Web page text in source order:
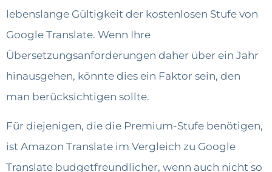
lebenslange Gültigkeit der kostenlosen Stufe von
Google Translate. Wenn Ihre
Übersetzungsanforderungen daher über ein Jahr
hinausgehen, könnte dies ein Faktor sein, den
man berücksichtigen sollte.
Für diejenigen, die die Premium-Stufe benötigen,
ist Amazon Translate im Vergleich zu Google
Translate budgetfreundlicher, wenn auch nicht so